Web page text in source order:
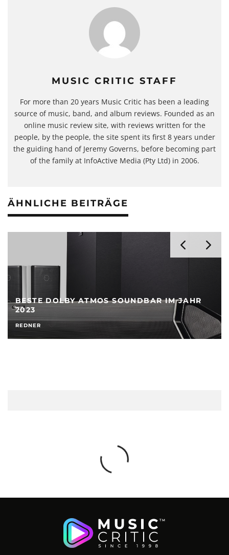
MUSIC CRITIC STAFF
For more than 20 years Music Critic has been a leading
source of music, band, and album reviews. Founded as an
online music review site, with reviews written for the
people, by the people, the site spent its first 8 years under
the guiding hand of Jeremy Governs, before becoming part
of the family at InfoActive Media (Pty Ltd) in 2006.
ÄHNLICHE BEITRÄGE
BESTE DOLBY ATMOS SOUNDBAR IM JAHR
2023
REDNER